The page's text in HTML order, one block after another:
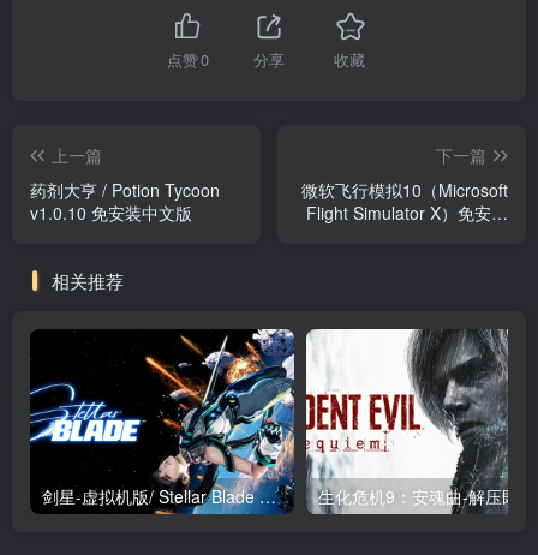
点赞0 分享 收藏
上一篇
药剂大亨 / Potion Tycoon
v1.0.10 免安装中文版
下一篇
微软飞行模拟10（Microsoft
Flight Simulator X）免安装
相关推荐
剑星-虚拟机版/ Stellar Blade v1.4.1|Build.19963153 终极版新补丁 送修改器 免安装中文版